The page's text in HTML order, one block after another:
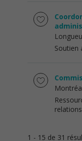
Soutien
1 - 15 de 31